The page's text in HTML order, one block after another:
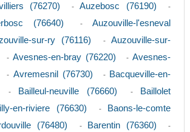
(76270) -Auzebosc (76190) -
(76640) -Auzouville-l'esneval
sur-ry (76116) -Auzouville-sur-
-Avesnes-en-bray (76220) -Avesnes-
- Avremesnil (76730) - Bacqueville-en-
- Bailleul-neuville (76660) -
Baillolet
en-riviere (76630) -
Baons-le-comte
(76480) - Barentin (76360) -